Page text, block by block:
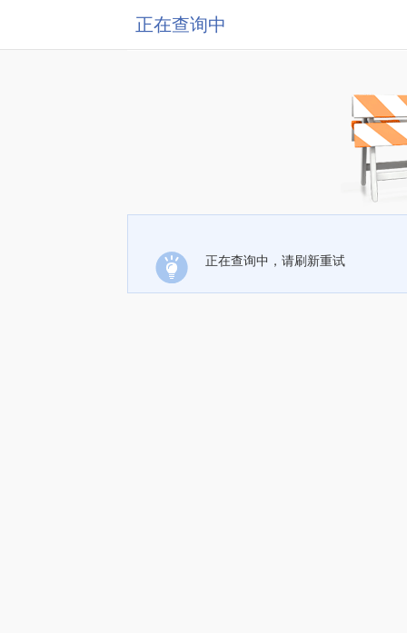
正在查询中
正在查询中，请刷新重试